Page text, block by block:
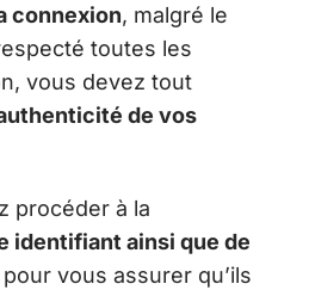
connexion, malgré le
toutes les
vous devez tout
de vos
procéder à la
identifiant ainsi que de
pour vous assurer qu’ils